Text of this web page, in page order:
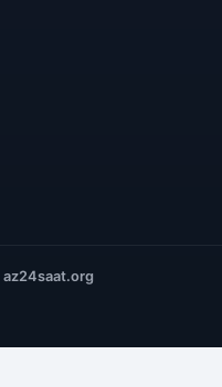
az24saat.org